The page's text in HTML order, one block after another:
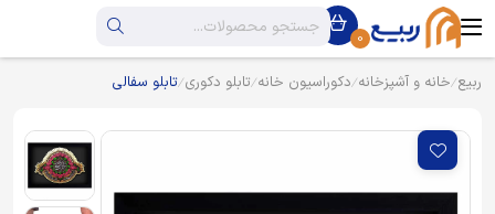
0
ربیع خانه و آشپزخانه دکوراسیون خانه تابلو دکوری تابلو سفالی